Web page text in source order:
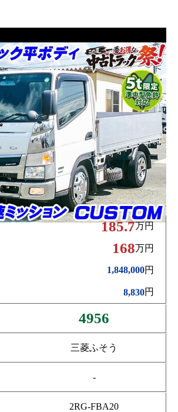
185.7万円
168万円
1,848,000円
8,830円
4956
三菱ふそう
-
2RG-FBA20